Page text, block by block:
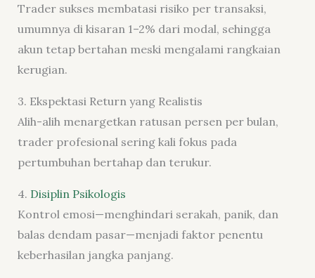
Trader sukses membatasi risiko per transaksi,
umumnya di kisaran 1–2% dari modal, sehingga
akun tetap bertahan meski mengalami rangkaian
kerugian.
3. Ekspektasi Return yang Realistis
Alih-alih menargetkan ratusan persen per bulan,
trader profesional sering kali fokus pada
pertumbuhan bertahap dan terukur.
4. Disiplin Psikologis
Kontrol emosi—menghindari serakah, panik, dan
balas dendam pasar—menjadi faktor penentu
keberhasilan jangka panjang.